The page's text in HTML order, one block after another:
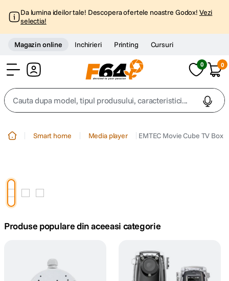
Da lumina ideilor tale! Descopera ofertele noastre Godox! Vezi
selectia!
Magazin online Inchirieri Printing Cursuri
0 0
Cauta dupa model, tipul produsului, caracteristici...
4. peak design
lavaliera
Smart home Media player EMTEC Movie Cube TV Box
Produse populare din aceeasi categorie